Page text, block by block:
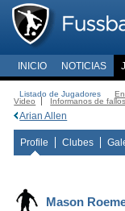
INICIO NOTICIAS
Listado de Jugadores
Video
Informanos de
Arian Allen
Profile Clubes
Mason